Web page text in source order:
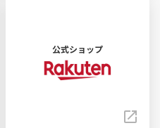
公式ショップ